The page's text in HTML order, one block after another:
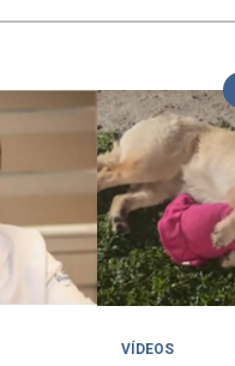
VÍDEOS